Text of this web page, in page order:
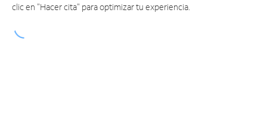
clic en "Hacer cita" para optimizar tu experiencia.